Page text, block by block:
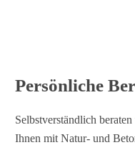
Persönliche
Selbstverständlich
Ihnen mit Natur- und